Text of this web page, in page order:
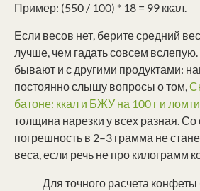
Пример: (550 / 100) * 18 = 99 ккал.
Если весов нет, берите средний
лучше, чем гадать совсем
бывают и с другими продуктами:
постоянно слышу вопросы о том,
батоне: ккал и БЖУ на 100 г и
толщина нарезки у всех разная.
погрешность в 2–3 грамма не
веса, если речь не про килограмм
Для точного расчета конфеты